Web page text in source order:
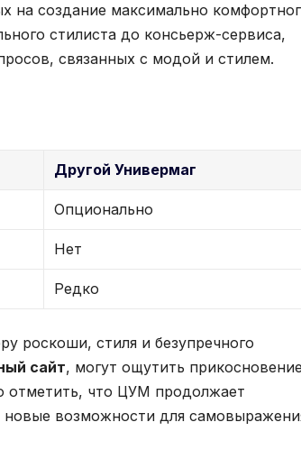
на создание максимально
стилиста до консьерж-сервиса,
связанных с модой и стилем.
Другой Универмаг
Опционально
Нет
Редко
роскоши, стиля и безупречного
сайт, могут ощутить
что ЦУМ продолжает
новые возможности для